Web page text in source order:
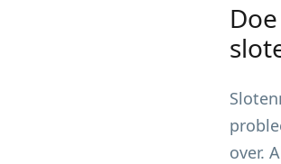
over.